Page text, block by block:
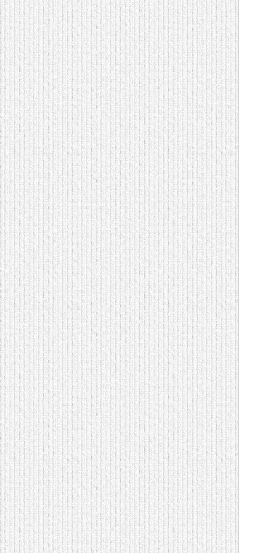
домашнем использовании.
Эта мебель имеет
некоторые преимущества
перед той же стенкой для
гостиной, к примеру,
поскольку она более
легкая и не загромождает
пространство. В спальне
этот предмет можно
поставить у изголовья
кровати, чтобы заполнить
пустующее там
место.
Также стеллажи
очень часто используют в
качестве разграничителей
комнаты, например, на
рабочую зону и
пространство для отдыха.
Особенно это актуально
для однокомнатных
квартир.